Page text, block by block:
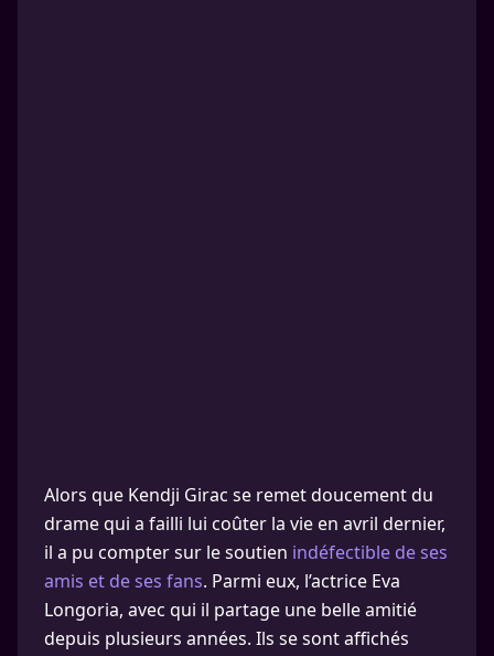
Alors que Kendji Girac se remet doucement du
drame qui a failli lui coûter la vie en avril dernier,
il a pu compter sur le soutien indéfectible de ses
amis et de ses fans. Parmi eux, l’actrice Eva
Longoria, avec qui il partage une belle amitié
depuis plusieurs années. Ils se sont affichés